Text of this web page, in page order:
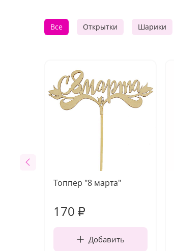
Все Открытки Шарики
Топпер "8 марта"
170 ₽
Добавить